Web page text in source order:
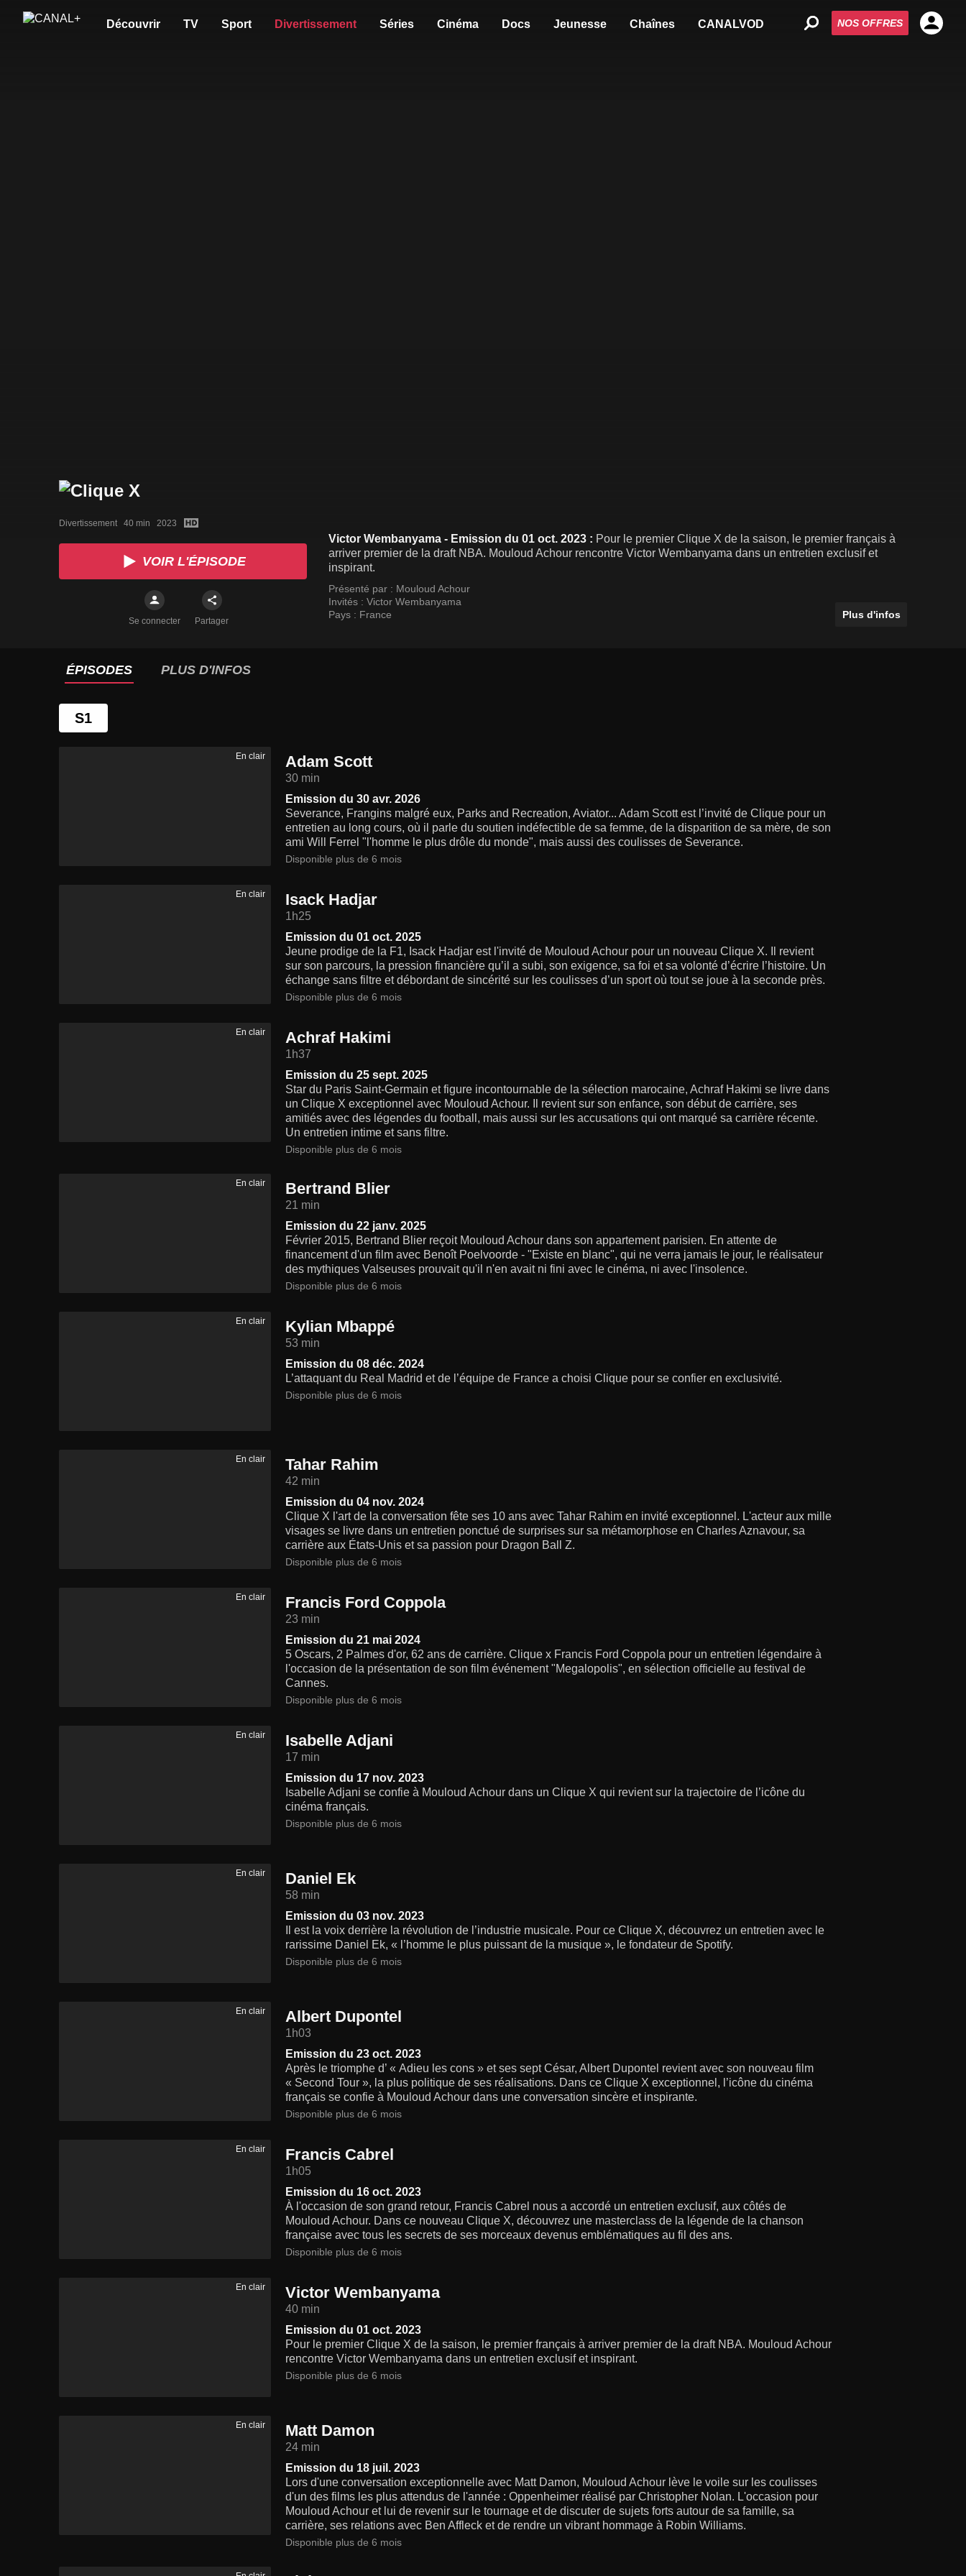
Découvrir TV Sport Divertissement Séries Cinéma Docs Jeunesse Chaînes CANALVOD NOS OFFRES
Divertissement   40 min   2023
VOIR L'ÉPISODE
Se connecter Partager
Victor Wembanyama - Emission du 01 oct. 2023 : Pour le premier Clique X de la saison, le premier français à
arriver premier de la draft NBA. Mouloud Achour rencontre Victor Wembanyama dans un entretien exclusif et
inspirant.
Présenté par : Mouloud Achour
Invités : Victor Wembanyama
Pays : France Plus d'infos
ÉPISODES PLUS D'INFOS
S1
En clair Adam Scott
30 min
Emission du 30 avr. 2026
Severance, Frangins malgré eux, Parks and Recreation, Aviator... Adam Scott est l’invité de Clique pour un
entretien au long cours, où il parle du soutien indéfectible de sa femme, de la disparition de sa mère, de son
ami Will Ferrel "l'homme le plus drôle du monde", mais aussi des coulisses de Severance.
Disponible plus de 6 mois
En clair Isack Hadjar
1h25
Emission du 01 oct. 2025
Jeune prodige de la F1, Isack Hadjar est l'invité de Mouloud Achour pour un nouveau Clique X. Il revient
sur son parcours, la pression financière qu’il a subi, son exigence, sa foi et sa volonté d’écrire l’histoire. Un
échange sans filtre et débordant de sincérité sur les coulisses d’un sport où tout se joue à la seconde près.
Disponible plus de 6 mois
En clair Achraf Hakimi
1h37
Emission du 25 sept. 2025
Star du Paris Saint-Germain et figure incontournable de la sélection marocaine, Achraf Hakimi se livre dans
un Clique X exceptionnel avec Mouloud Achour. Il revient sur son enfance, son début de carrière, ses
amitiés avec des légendes du football, mais aussi sur les accusations qui ont marqué sa carrière récente.
Un entretien intime et sans filtre.
Disponible plus de 6 mois
En clair Bertrand Blier
21 min
Emission du 22 janv. 2025
Février 2015, Bertrand Blier reçoit Mouloud Achour dans son appartement parisien. En attente de
financement d'un film avec Benoît Poelvoorde - "Existe en blanc", qui ne verra jamais le jour, le réalisateur
des mythiques Valseuses prouvait qu'il n'en avait ni fini avec le cinéma, ni avec l'insolence.
Disponible plus de 6 mois
En clair Kylian Mbappé
53 min
Emission du 08 déc. 2024
L’attaquant du Real Madrid et de l’équipe de France a choisi Clique pour se confier en exclusivité.
Disponible plus de 6 mois
En clair Tahar Rahim
42 min
Emission du 04 nov. 2024
Clique X l'art de la conversation fête ses 10 ans avec Tahar Rahim en invité exceptionnel. L'acteur aux mille
visages se livre dans un entretien ponctué de surprises sur sa métamorphose en Charles Aznavour, sa
carrière aux États-Unis et sa passion pour Dragon Ball Z.
Disponible plus de 6 mois
En clair Francis Ford Coppola
23 min
Emission du 21 mai 2024
5 Oscars, 2 Palmes d'or, 62 ans de carrière. Clique x Francis Ford Coppola pour un entretien légendaire à
l'occasion de la présentation de son film événement "Megalopolis", en sélection officielle au festival de
Cannes.
Disponible plus de 6 mois
En clair Isabelle Adjani
17 min
Emission du 17 nov. 2023
Isabelle Adjani se confie à Mouloud Achour dans un Clique X qui revient sur la trajectoire de l’icône du
cinéma français.
Disponible plus de 6 mois
En clair Daniel Ek
58 min
Emission du 03 nov. 2023
Il est la voix derrière la révolution de l’industrie musicale. Pour ce Clique X, découvrez un entretien avec le
rarissime Daniel Ek, « l’homme le plus puissant de la musique », le fondateur de Spotify.
Disponible plus de 6 mois
En clair Albert Dupontel
1h03
Emission du 23 oct. 2023
Après le triomphe d’ « Adieu les cons » et ses sept César, Albert Dupontel revient avec son nouveau film
« Second Tour », la plus politique de ses réalisations. Dans ce Clique X exceptionnel, l’icône du cinéma
français se confie à Mouloud Achour dans une conversation sincère et inspirante.
Disponible plus de 6 mois
En clair Francis Cabrel
1h05
Emission du 16 oct. 2023
À l'occasion de son grand retour, Francis Cabrel nous a accordé un entretien exclusif, aux côtés de
Mouloud Achour. Dans ce nouveau Clique X, découvrez une masterclass de la légende de la chanson
française avec tous les secrets de ses morceaux devenus emblématiques au fil des ans.
Disponible plus de 6 mois
En clair Victor Wembanyama
40 min
Emission du 01 oct. 2023
Pour le premier Clique X de la saison, le premier français à arriver premier de la draft NBA. Mouloud Achour
rencontre Victor Wembanyama dans un entretien exclusif et inspirant.
Disponible plus de 6 mois
En clair Matt Damon
24 min
Emission du 18 juil. 2023
Lors d'une conversation exceptionnelle avec Matt Damon, Mouloud Achour lève le voile sur les coulisses
d'un des films les plus attendus de l'année : Oppenheimer réalisé par Christopher Nolan. L'occasion pour
Mouloud Achour et lui de revenir sur le tournage et de discuter de sujets forts autour de sa famille, sa
carrière, ses relations avec Ben Affleck et de rendre un vibrant hommage à Robin Williams.
Disponible plus de 6 mois